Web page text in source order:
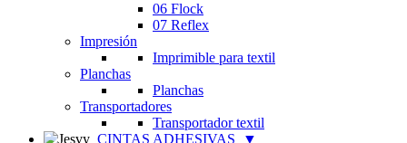
06 Flock
07 Reflex
Impresión
Imprimible para textil
Planchas
Planchas
Transportadores
Transportador textil
CINTAS ADHESIVAS
▼